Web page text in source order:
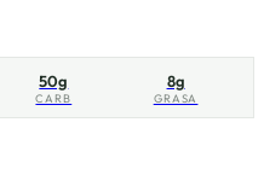
50g
CARB
8g
GRASA